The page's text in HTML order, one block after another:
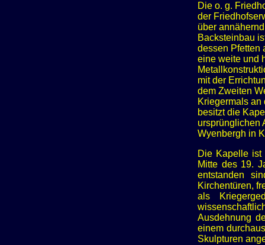
Die o. g.
der
über
Backsteinbau
dessen Pfetten
eine weite und
mit der
dem Zweiten
Kriegermals
besitzt die
ursprünglichen
Wyenbergh in
Die Kapelle ist
Mitte des 19.
entstanden
Kirchentüren,
als
Ausdehnung
einem
Skulpturen